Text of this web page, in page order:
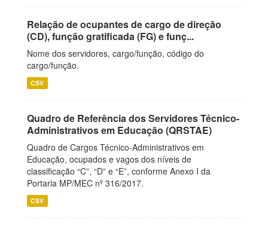
Relação de ocupantes de cargo de direção
(CD), função gratificada (FG) e funç...
Nome dos servidores, cargo/função, código do
cargo/função.
CSV
Quadro de Referência dos Servidores Técnico-
Administrativos em Educação (QRSTAE)
Quadro de Cargos Técnico-Administrativos em
Educação, ocupados e vagos dos níveis de
classificação “C”, “D” e “E”, conforme Anexo I da
Portaria MP/MEC nº 316/2017.
CSV